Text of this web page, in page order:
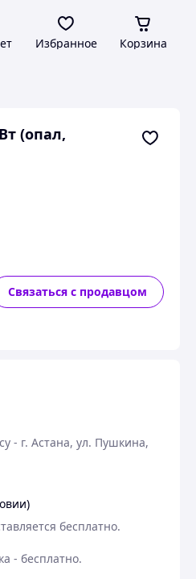
Избранное Корзина
(опал,
Связаться с продавцом
- г. Астана, ул. Пушкина,
бесплатно.
- бесплатно.